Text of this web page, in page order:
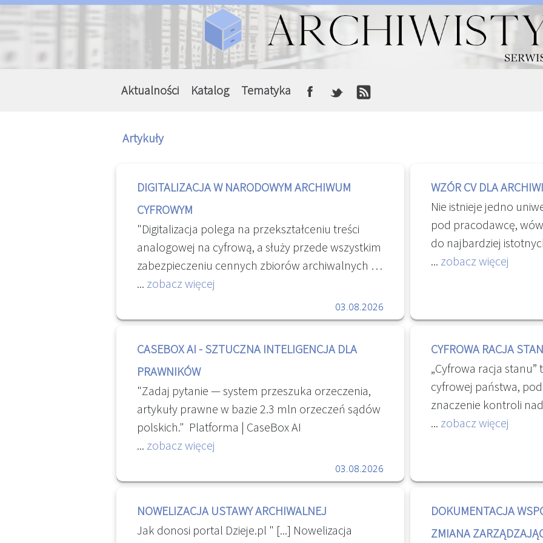
Aktualności Katalog Tematyka
Artykuły
DIGITALIZACJA W NARODOWYM ARCHIWUM
CYFROWYM
"Digitalizacja polega na przekształceniu treści
analogowej na cyfrową, a służy przede wszystkim
zabezpieczeniu cennych zbiorów archiwalnych w
formie cyfrowej, a następnie udostępnianiu
dokumentów online. Dzięki digitalizacji można
również dokonać analizy oryginałów materiałów
cyfrowych, które pozwalają na dotarcie do
informacji niedostępnych dla ludzkich zmysłów
przy badaniu oryginału. [...] " Digitalizacja | NAC
... zobacz więcej
03.08.2026
WZÓR CV DLA
Nie istnieje jedno
pod pracodawcę,
do najbardziej
powinno zmieścić się
informacji
najważniejszych
wymienić dodatkowo
angielski na poziomie
wzór!
... zobacz więcej
CASEBOX AI - SZTUCZNA INTELIGENCJA DLA
PRAWNIKÓW
"Zadaj pytanie — system przeszuka orzeczenia,
artykuły prawne w bazie 2.3 mln orzeczeń sądów
polskich." Platforma | CaseBox AI
... zobacz więcej
03.08.2026
CYFROWA RACJA
„Cyfrowa racja
cyfrowej państwa,
znaczenie kontroli
danymi i
suwerenności
... zobacz więcej
NOWELIZACJA USTAWY ARCHIWALNEJ
Jak donosi portal Dzieje.pl " [...] Nowelizacja
DOKUMENTACJA
ZMIANA